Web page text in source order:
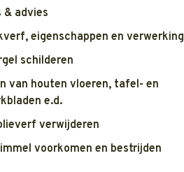
& advies
eigenschappen en verwerking
schilderen
van houten vloeren, tafel- en
e.d.
verwijderen
voorkomen en bestrijden